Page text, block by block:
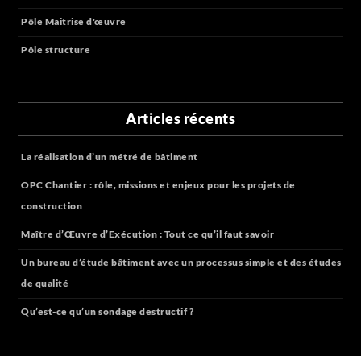
Pôle Maitrise d'œuvre
Pôle structure
Articles récents
La réalisation d’un métré de bâtiment
OPC Chantier : rôle, missions et enjeux pour les projets de
construction
Maître d’Œuvre d’Exécution : Tout ce qu’il faut savoir
Un bureau d’étude bâtiment avec un processus simple et des études
de qualité
Qu’est-ce qu’un sondage destructif ?